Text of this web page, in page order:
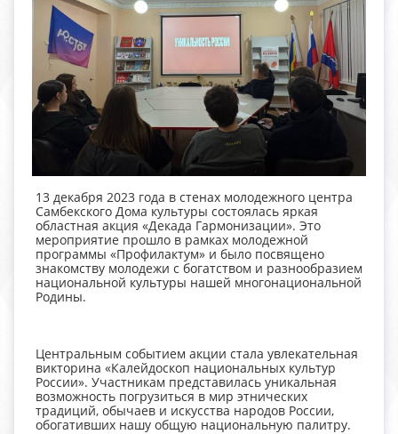
13 декабря 2023 года в стенах молодежного центра
Самбекского Дома культуры состоялась яркая
областная акция «Декада Гармонизации». Это
мероприятие прошло в рамках молодежной
программы «Профилактум» и было посвящено
знакомству молодежи с богатством и разнообразием
национальной культуры нашей многонациональной
Родины.
Центральным событием акции стала увлекательная
викторина «Калейдоскоп национальных культур
России». Участникам представилась уникальная
возможность погрузиться в мир этнических
традиций, обычаев и искусства народов России,
обогативших нашу общую национальную палитру.